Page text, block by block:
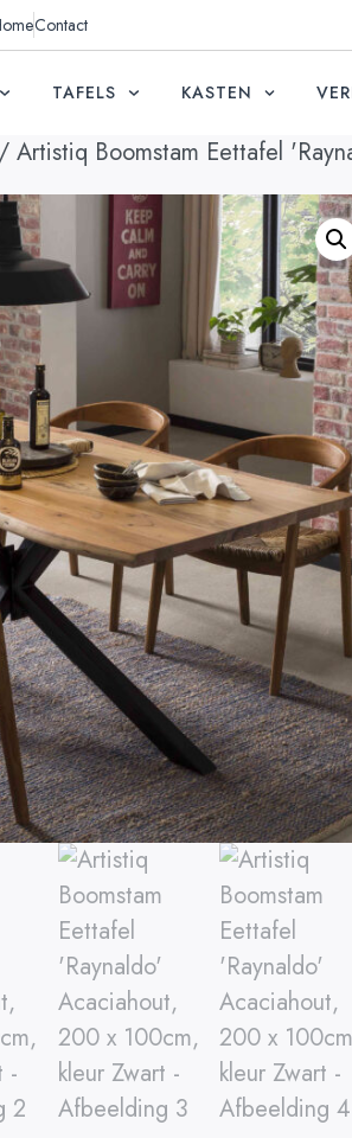
Contact
TAFELS KASTEN
/ Artistiq Boomstam Eettafel